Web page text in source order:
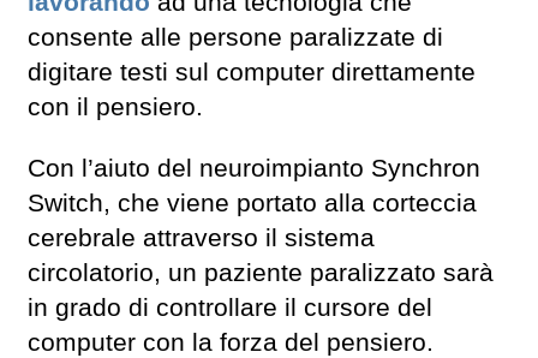
consente alle persone paralizzate di
digitare testi sul computer direttamente
con il pensiero.
Con l’aiuto del neuroimpianto Synchron
Switch, che viene portato alla corteccia
cerebrale attraverso il sistema
circolatorio, un paziente paralizzato sarà
in grado di controllare il cursore del
computer con la forza del pensiero.